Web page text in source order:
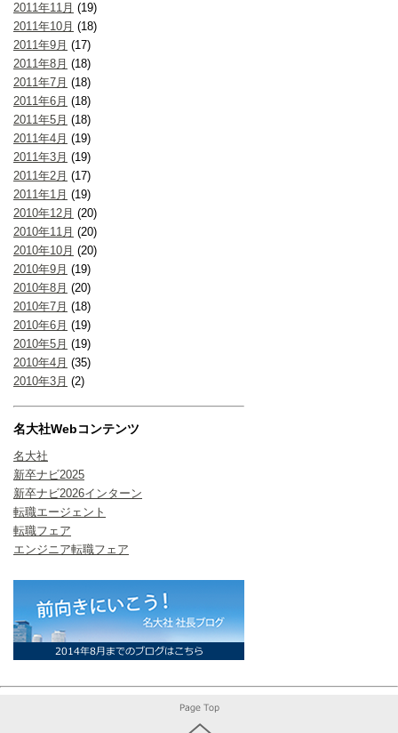
2011年11月 (19)
2011年10月 (18)
2011年9月 (17)
2011年8月 (18)
2011年7月 (18)
2011年6月 (18)
2011年5月 (18)
2011年4月 (19)
2011年3月 (19)
2011年2月 (17)
2011年1月 (19)
2010年12月 (20)
2010年11月 (20)
2010年10月 (20)
2010年9月 (19)
2010年8月 (20)
2010年7月 (18)
2010年6月 (19)
2010年5月 (19)
2010年4月 (35)
2010年3月 (2)
名大社Webコンテンツ
名大社
新卒ナビ2025
新卒ナビ2026インターン
転職エージェント
転職フェア
エンジニア転職フェア